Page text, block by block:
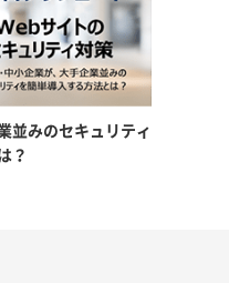
並みのセキュリティ
？